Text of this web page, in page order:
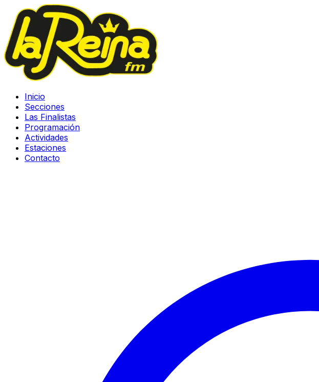
Inicio
Secciones
Las Finalistas
Programación
Actividades
Estaciones
Contacto